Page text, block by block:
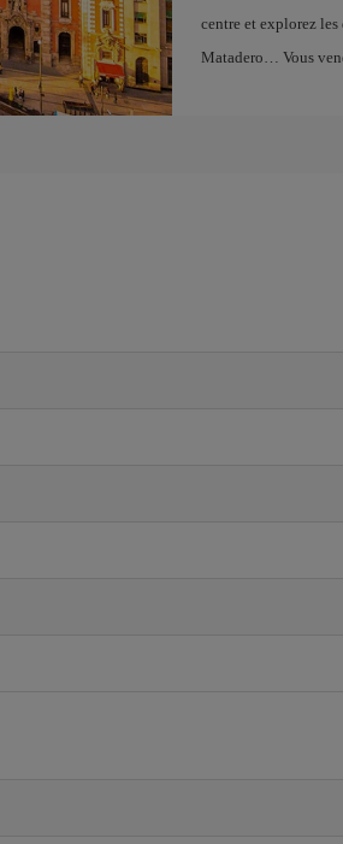
centre et explorez
Matadero… Vous